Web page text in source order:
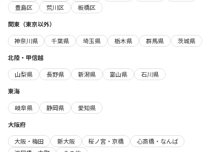
豊島区
荒川区
板橋区
関東（東京以外）
神奈川県
千葉県 埼玉県 栃木県 群馬県
茨城県
北陸・甲信越
山梨県
長野県 新潟県 富山県
石川県
東海
岐阜県
静岡県
愛知県
大阪府
大阪・梅田
新大阪 桜ノ宮・京橋
心斎橋・なんば